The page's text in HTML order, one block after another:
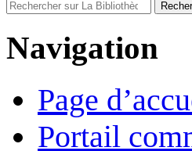
Navigation
Page
Portail